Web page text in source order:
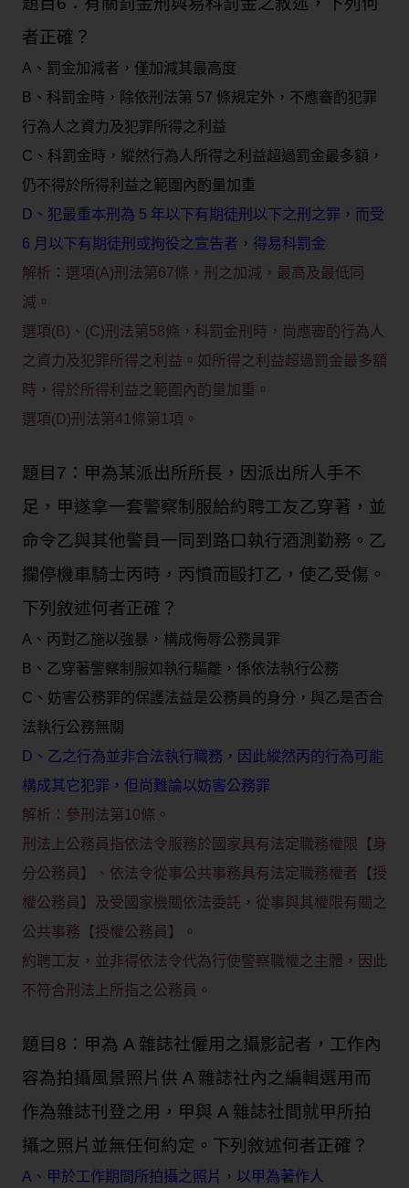
者正確？
A、罰金加減者，僅加減其最高度
B、科罰金時，除依刑法第 57 條規定外，不應審酌犯罪
行為人之資力及犯罪所得之利益
C、科罰金時，縱然行為人所得之利益超過罰金最多額，
仍不得於所得利益之範圍內酌量加重
D、犯最重本刑為 5 年以下有期徒刑以下之刑之罪，而受
6 月以下有期徒刑或拘役之宣告者，得易科罰金
解析：選項(A)刑法第67條，刑之加減，最高及最低同
減。
選項(B)、(C)刑法第58條，科罰金刑時，尚應審酌行為人
之資力及犯罪所得之利益。如所得之利益超過罰金最多額
時，得於所得利益之範圍內酌量加重。
選項(D)刑法第41條第1項。
題目7：甲為某派出所所長，因派出所人手不
足，甲遂拿一套警察制服給約聘工友乙穿著，並
命令乙與其他警員一同到路口執行酒測勤務。乙
攔停機車騎士丙時，丙憤而毆打乙，使乙受傷。
下列敘述何者正確？
A、丙對乙施以強暴，構成侮辱公務員罪
B、乙穿著警察制服如執行驅離，係依法執行公務
C、妨害公務罪的保護法益是公務員的身分，與乙是否合
法執行公務無關
D、乙之行為並非合法執行職務，因此縱然丙的行為可能
構成其它犯罪，但尚難論以妨害公務罪
解析：參刑法第10條。
刑法上公務員指依法令服務於國家具有法定職務權限【身
分公務員】、依法令從事公共事務具有法定職務權者【授
權公務員】及受國家機關依法委託，從事與其權限有關之
公共事務【授權公務員】。
約聘工友，並非得依法令代為行使警察職權之主體，因此
不符合刑法上所指之公務員。
題目8：甲為 A 雜誌社僱用之攝影記者，工作內
容為拍攝風景照片供 A 雜誌社內之編輯選用而
作為雜誌刊登之用，甲與 A 雜誌社間就甲所拍
攝之照片並無任何約定。下列敘述何者正確？
A、甲於工作期間所拍攝之照片，以甲為著作人